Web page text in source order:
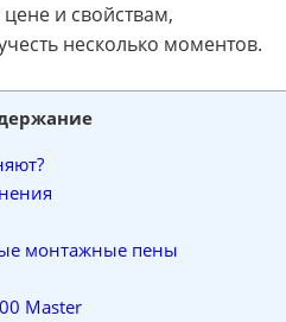
и свойствам,
несколько моментов.
монтажные пены
Master